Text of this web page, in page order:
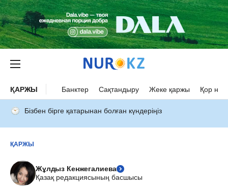
ҚАРЖЫ Банктер Сақтандыру Жеке қаржы Қор
Бізбен бірге қатарынан болған күндеріңіз
ҚАРЖЫ
Жұлдыз Кенжегалиева
Қазақ редакциясының басшысы